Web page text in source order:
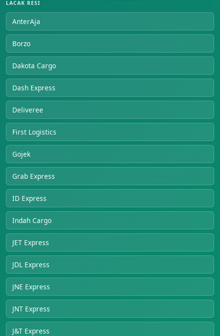
LACAK RESI
AnterAja
Borzo
Dakota Cargo
Dash Express
Deliveree
First Logistics
Gojek
Grab Express
ID Express
Indah Cargo
JET Express
JDL Express
JNE Express
JNT Express
J&T Express